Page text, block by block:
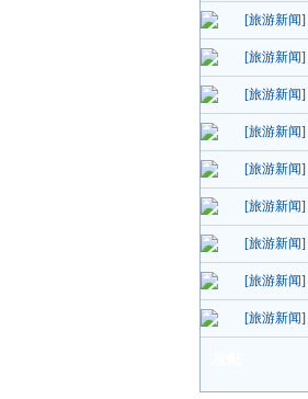
[旅游新闻]
[旅游新闻]
[旅游新闻]
[旅游新闻]
[旅游新闻]
[旅游新闻]
[旅游新闻]
[旅游新闻]
[旅游新闻]